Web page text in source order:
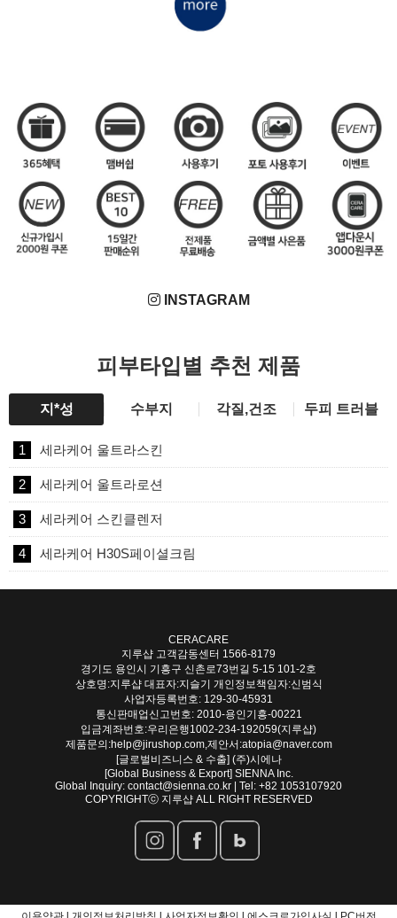
INSTAGRAM
피부타입별 추천 제품
지*성 수부지 각질,건조 두피 트러블
1 세라케어 울트라스킨
2 세라케어 울트라로션
3 세라케어 스킨클렌저
4 세라케어 H30S페이셜크림
CERACARE
지루샵 고객감동센터 1566-8179
경기도 용인시 기흥구 신촌로73번길 5-15 101-2호
상호명:지루샵 대표자:지슬기 개인정보책임자:신범식
사업자등록번호: 129-30-45931
통신판매업신고번호: 2010-용인기흥-00221
입금계좌번호:우리은행1002-234-192059(지루샵)
제품문의:help@jirushop.com,제안서:atopia@naver.com
[글로벌비즈니스 & 수출] (주)시에나
[Global Business & Export] SIENNA Inc.
Global Inquiry: contact@sienna.co.kr | Tel: +82 1053107920
COPYRIGHTⓒ 지루샵 ALL RIGHT RESERVED